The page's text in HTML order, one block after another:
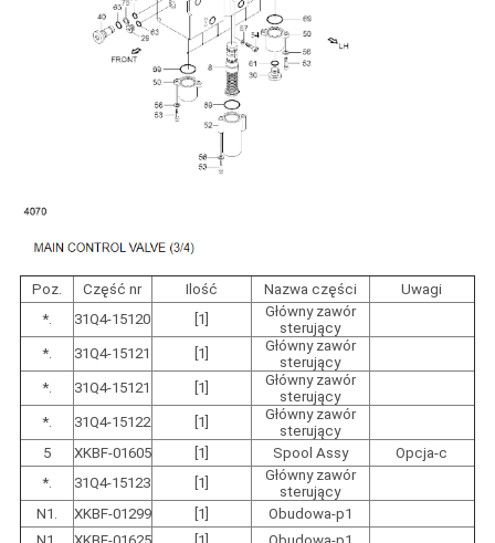
Poz. Część nr Ilość Nazwa części
Uwagi
*.
31Q4-15120 [1]
Główny zawór
sterujący
*.
31Q4-15121 [1]
Główny zawór
sterujący
*.
31Q4-15121 [1]
Główny zawór
sterujący
*.
31Q4-15122 [1]
Główny zawór
sterujący
5
XKBF-01605 [1] Spool Assy
Opcja-c
*.
31Q4-15123 [1]
Główny zawór
sterujący
N1.
XKBF-01299 [1]
Obudowa-p1